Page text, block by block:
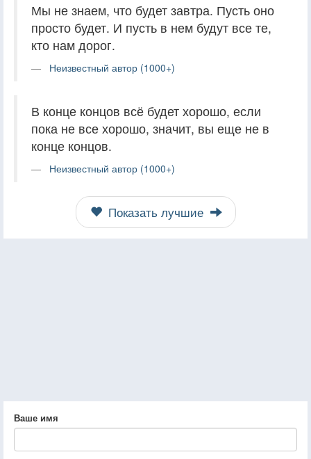
Мы не знаем, что будет завтра. Пусть оно
просто будет. И пусть в нем будут все те,
кто нам дорог.
Неизвестный автор (1000+)
В конце концов всё будет хорошо, если
пока не все хорошо, значит, вы еще не в
конце концов.
Неизвестный автор (1000+)
Показать лучшие
Ваше имя